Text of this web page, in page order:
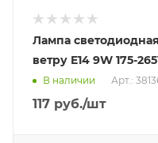
Лампа
ветру E14 9W 175-
В наличии Арт.:
117 руб./шт